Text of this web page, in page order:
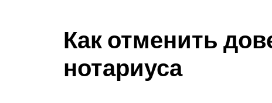
Как отменить
нотариуса